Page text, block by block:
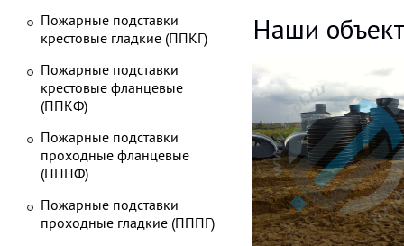
Наши
Пожарные подставки
крестовые гладкие (ППКГ)
Пожарные подставки
крестовые фланцевые
(ППКФ)
Пожарные подставки
проходные фланцевые
(ПППФ)
Пожарные подставки
проходные гладкие (ПППГ)